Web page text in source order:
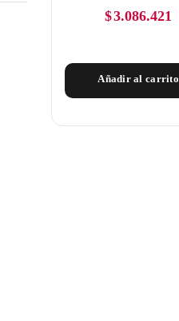
$3.086.421
Añadir al carrito